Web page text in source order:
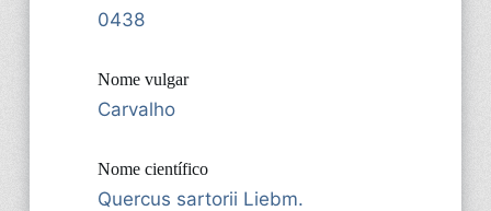
0438
Nome vulgar
Carvalho
Nome científico
Quercus sartorii Liebm.